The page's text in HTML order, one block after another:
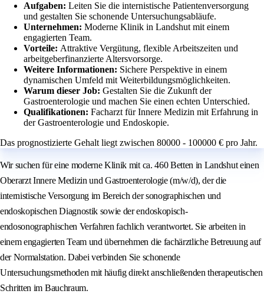
Aufgaben: Leiten Sie die internistische Patientenversorgung
und gestalten Sie schonende Untersuchungsabläufe.
Unternehmen: Moderne Klinik in Landshut mit einem
engagierten Team.
Vorteile: Attraktive Vergütung, flexible Arbeitszeiten und
arbeitgeberfinanzierte Altersvorsorge.
Weitere Informationen: Sichere Perspektive in einem
dynamischen Umfeld mit Weiterbildungsmöglichkeiten.
Warum dieser Job: Gestalten Sie die Zukunft der
Gastroenterologie und machen Sie einen echten Unterschied.
Qualifikationen: Facharzt für Innere Medizin mit Erfahrung in
der Gastroenterologie und Endoskopie.
Das prognostizierte Gehalt liegt zwischen 80000 - 100000 € pro Jahr.
Wir suchen für eine moderne Klinik mit ca. 460 Betten in Landshut einen
Oberarzt Innere Medizin und Gastroenterologie (m/w/d), der die
internistische Versorgung im Bereich der sonographischen und
endoskopischen Diagnostik sowie der endoskopisch-
endosonographischen Verfahren fachlich verantwortet. Sie arbeiten in
einem engagierten Team und übernehmen die fachärztliche Betreuung auf
der Normalstation. Dabei verbinden Sie schonende
Untersuchungsmethoden mit häufig direkt anschließenden therapeutischen
Schritten im Bauchraum.